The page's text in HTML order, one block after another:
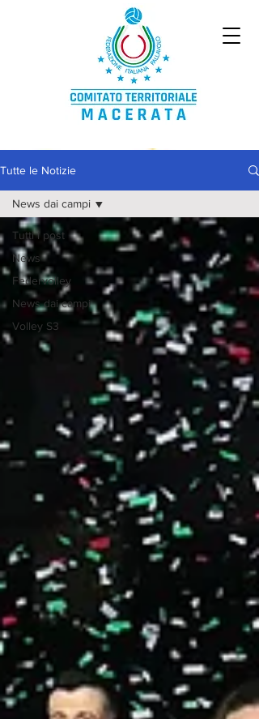
Tutte le Notizie
Tutti i post
News
Federvolley
News dai campi
Volley S3
News dai campi